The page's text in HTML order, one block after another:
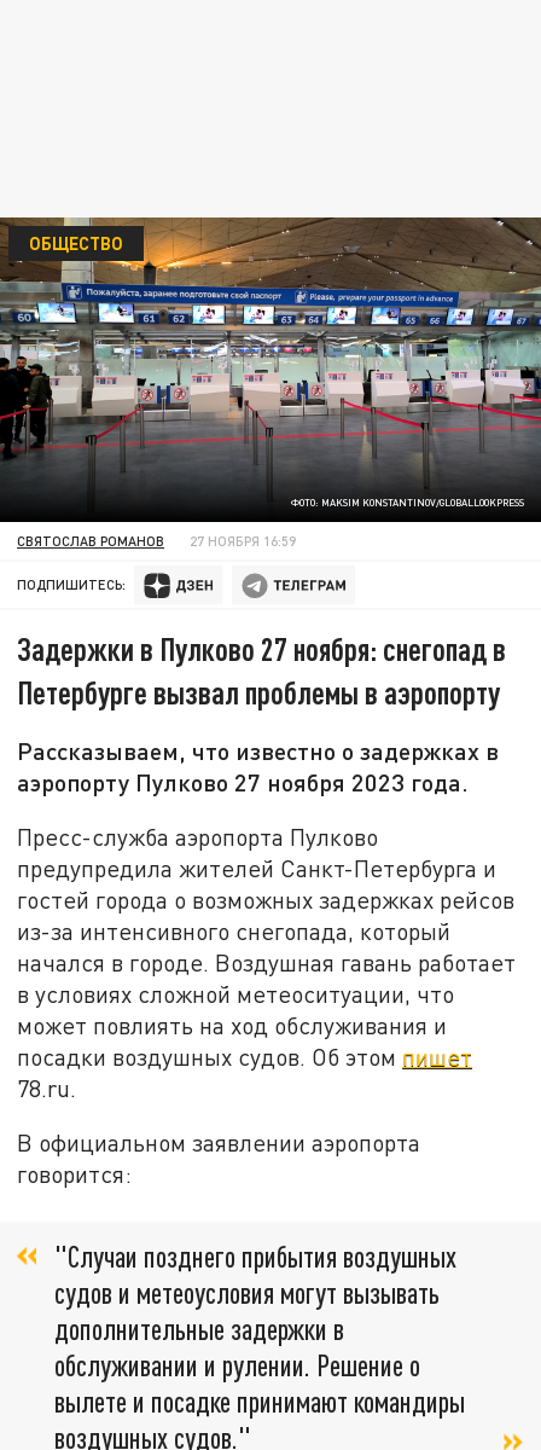
ФОТО: MAKSIM KONSTANTINOV/GLOBALLOOKPRESS
ОБЩЕСТВО
СВЯТОСЛАВ РОМАНОВ 27 НОЯБРЯ 16:59
ПОДПИШИТЕСЬ:
Задержки в Пулково 27 ноября: снегопад в
Петербурге вызвал проблемы в аэропорту
Рассказываем, что известно о задержках в
аэропорту Пулково 27 ноября 2023 года.
Пресс-служба аэропорта Пулково
предупредила жителей Санкт-Петербурга и
гостей города о возможных задержках рейсов
из-за интенсивного снегопада, который
начался в городе. Воздушная гавань работает
в условиях сложной метеоситуации, что
может повлиять на ход обслуживания и
посадки воздушных судов. Об этом пишет
78.ru.
В официальном заявлении аэропорта
говорится:
"Случаи позднего прибытия воздушных
судов и метеоусловия могут вызывать
дополнительные задержки в
обслуживании и рулении. Решение о
вылете и посадке принимают командиры
воздушных судов."